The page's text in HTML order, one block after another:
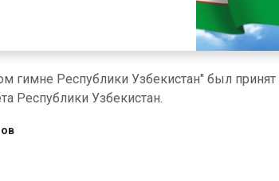
гимне Республики Узбекистан" был
Республики Узбекистан.